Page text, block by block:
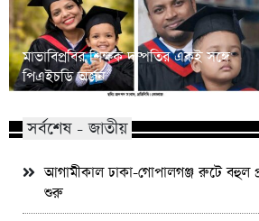
মাভাবিপ্রবির শিক্ষক দম্পতির একই সঙ্গে
পিএইচডি অর্জন
সর্বশেষ - জাতীয়
আগামীকাল ঢাকা-গোপালগঞ্জ রুটে বহুল
শুরু